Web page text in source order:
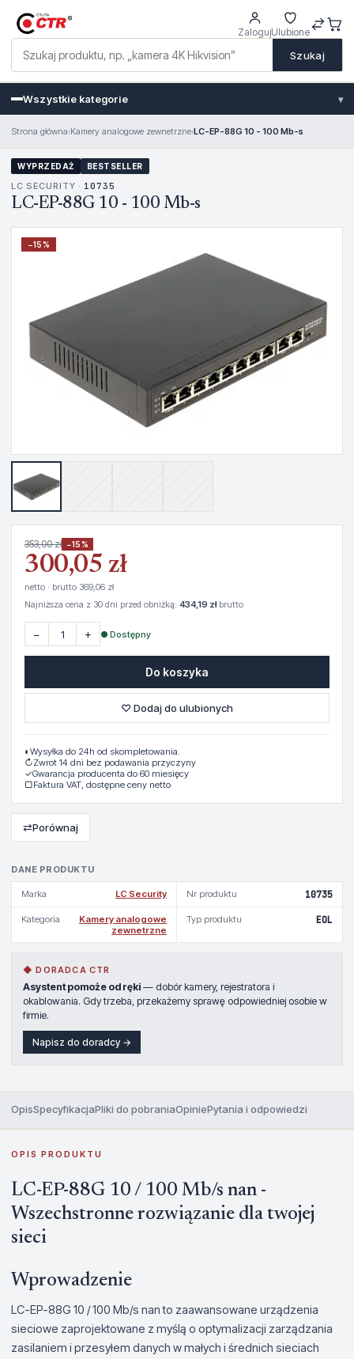
Szukaj
ZalogujUlubione
Wszystkie kategorie ▾
Strona główna›Kamery analogowe zewnetrzne›LC-EP-88G 10 - 100 Mb-s
WYPRZEDAŻ BESTSELLER
LC SECURITY · 10735
LC-EP-88G 10 - 100 Mb-s
−15%
DANE PRODUKTU
Marka LC Security Nr produktu 10735
Kategoria
Kamery analogowe
zewnetrzne
Typ produktu EOL
◆ DORADCA CTR
Asystent pomoże od ręki — dobór kamery, rejestratora i
okablowania. Gdy trzeba, przekażemy sprawę odpowiedniej osobie w
firmie.
Napisz do doradcy →
353,00 zł −15%
300,05 zł
netto · brutto 369,06 zł
Najniższa cena z 30 dni przed obniżką: 434,19 złbrutto
− + ● Dostępny
Do koszyka
♡ Dodaj do ulubionych
◐ Wysyłka do 24h od skompletowania.
↻Zwrot 14 dni bez podawania przyczyny
✓Gwarancja producenta do 60 miesięcy
▢Faktura VAT, dostępne ceny netto
⇄Porównaj
OpisSpecyfikacjaPliki do pobraniaOpiniePytania i odpowiedzi
OPIS PRODUKTU
LC-EP-88G 10 / 100 Mb/s nan -
Wszechstronne rozwiązanie dla twojej
sieci
Wprowadzenie
LC-EP-88G 10 / 100 Mb/s nan to zaawansowane urządzenia
sieciowe zaprojektowane z myślą o optymalizacji zarządzania
zasilaniem i przesyłem danych w małych i średnich sieciach